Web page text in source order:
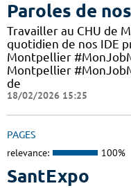
Paroles de
Travailler au CHU de
quotidien de nos IDE
Montpellier
Montpellier
de
18/02/2026 15:25
PAGES
relevance: 100%
SantExpo